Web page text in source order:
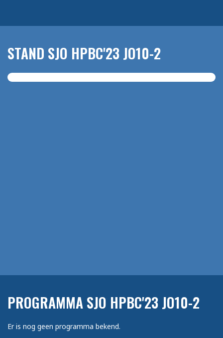
STAND SJO HPBC'23 JO10-2
Er is nog geen stand bekend.
PROGRAMMA SJO HPBC'23 JO10-2
Er is nog geen programma bekend.